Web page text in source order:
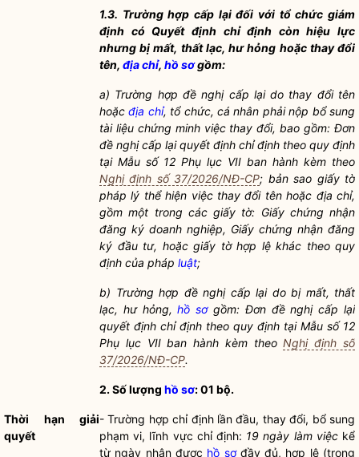
1.3. Trường hợp cấp lại đối với tổ chức giám
định có Quyết định chỉ định còn hiệu lực
nhưng bị mất, thất lạc, hư hỏng hoặc thay đổi
tên, địa chỉ, hồ sơgồm:
a) Trường hợp đề nghị cấp lại do thay đổi tên
hoặcđịa chỉ, tổ chức, cá nhân phải nộp bổ sung
tài liệu chứng minh việc thay đổi, bao gồm: Đơn
đề nghị cấp lại quyết định chỉ định theo quy định
tại Mẫu số 12 Phụ lục VII ban hành kèm theo
Nghị định số 37/2026/NĐ-CP; bản sao giấy tờ
pháp lý thể hiện việc thay đổi tên hoặc địa chỉ,
gồm một trong các giấy tờ: Giấy chứng nhận
đăng ký doanh nghiệp, Giấy chứng nhận đăng
ký đầu tư, hoặc giấy tờ hợp lệ khác theo quy
định của pháp luật;
b) Trường hợp đề nghị cấp lại do bị mất, thất
lạc, hư hỏng,hồ sơgồm: Đơn đề nghị cấp lại
quyết định chỉ định theo quy định tại Mẫu số 12
Phụ lục VII ban hành kèm theoNghị định số
37/2026/NĐ-CP.
2. Số lượng hồ sơ: 01 bộ.
Thời hạn giải
quyết
-Trường hợp chỉ định lần đầu, thay đổi, bổ sung
phạm vi, lĩnh vực chỉ định: 19 ngày làm việc kể
từ ngày nhận được hồ sơđầy đủ, hợp lệ (trong